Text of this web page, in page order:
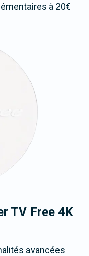
à 20€
TV Free 4K
avancées